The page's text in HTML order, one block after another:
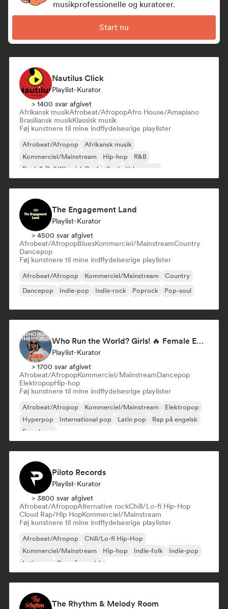
musikprofessionelle og kuratorer.
Start nu
Nautilus Click
Playlist-Kurator
> 1400 svar afgivet
Afrikansk musikAfrobeat/AfropopAfro House/Amapiano
Brasiliansk musikKlassisk musik
Føj kunstnere til mine indflydelsesrige playlister
Afrobeat/Afropop
Afrikansk musik
Kommerciel/Mainstream
Hip-hop
R&B
Rock & Roll/Klassisk Rock
Soul Urban pop
The Engagement Land
Playlist-Kurator
> 4500 svar afgivet
Afrobeat/AfropopBluesKommerciel/MainstreamCountry
Dancepop
Føj kunstnere til mine indflydelsesrige playlister
Afrobeat/Afropop Kommerciel/Mainstream
Country
Dancepop
Indie-pop Indie-rock Poprock Pop-soul
Who Run the World? Girls! 🔥 Female Empowerment Pop & Girl-Power Anthems
Playlist-Kurator
> 1700 svar afgivet
Afrobeat/AfropopKommerciel/MainstreamDancepop
ElektropopHip-hop
Føj kunstnere til mine indflydelsesrige playlister
Afrobeat/Afropop Kommerciel/Mainstream
Elektropop
Hyperpop
International pop Latin pop
Rap på engelsk
Fransk rap
Piloto Records
Playlist-Kurator
> 3800 svar afgivet
Afrobeat/AfropopAlternative rockChill/Lo-fi Hip-Hop
Cloud Rap/Hip HopKommerciel/Mainstream
Føj kunstnere til mine indflydelsesrige playlister
Afrobeat/Afropop
Chill/Lo-fi Hip-Hop
Kommerciel/Mainstream
Hip-hop Indie-folk
Indie-pop
Latin pop
Rap på engelsk
The Rhythm & Melody Room